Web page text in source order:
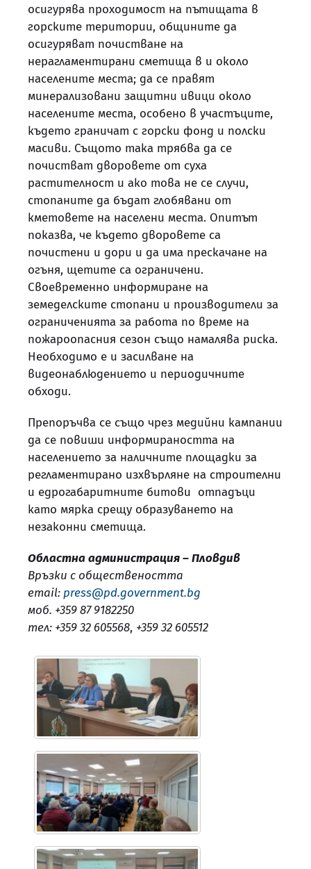
осигурява проходимост на пътищата в
горските територии, общините да
осигуряват почистване на
нерагламентирани сметища в и около
населените места; да се правят
минерализовани защитни ивици около
населените места, особено в участъците,
където граничат с горски фонд и полски
масиви. Същото така трябва да се
почистват дворовете от суха
растителност и ако това не се случи,
стопаните да бъдат глобявани от
кметовете на населени места. Опитът
показва, че където дворовете са
почистени и дори и да има прескачане на
огъня, щетите са ограничени.
Своевременно информиране на
земеделските стопани и производители за
ограниченията за работа по време на
пожароопасния сезон също намалява риска.
Необходимо е и засилване на
видеонаблюдението и периодичните
обходи.
Препоръчва се също чрез медийни кампании
да се повиши информираността на
населението за наличните площадки за
регламентирано изхвърляне на строителни
и едрогабаритните битови отпадъци
като мярка срещу образуването на
незаконни сметища.
Областна администрация – Пловдив
Връзки с обществеността
email: press@pd.government.bg
моб. +359 87 9182250
тел: +359 32 605568, +359 32 605512